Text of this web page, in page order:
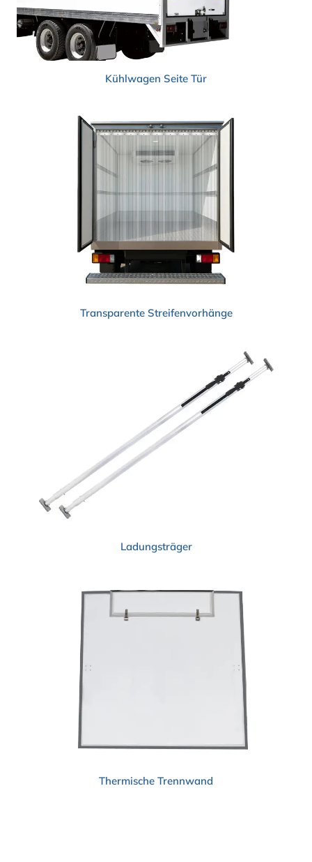
Kühlwagen Seite Tür
Transparente Streifenvorhänge
Ladungsträger
Thermische Trennwand